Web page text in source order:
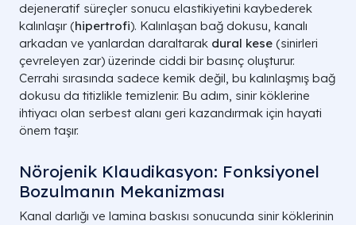
dejeneratif süreçler sonucu elastikiyetini kaybederek
kalınlaşır (hipertrofi). Kalınlaşan bağ dokusu, kanalı
arkadan ve yanlardan daraltarak dural kese (sinirleri
çevreleyen zar) üzerinde ciddi bir basınç oluşturur.
Cerrahi sırasında sadece kemik değil, bu kalınlaşmış bağ
dokusu da titizlikle temizlenir. Bu adım, sinir köklerine
ihtiyacı olan serbest alanı geri kazandırmak için hayati
önem taşır.
Nörojenik Klaudikasyon: Fonksiyonel
Bozulmanın Mekanizması
Kanal darlığı ve lamina baskısı sonucunda sinir köklerinin